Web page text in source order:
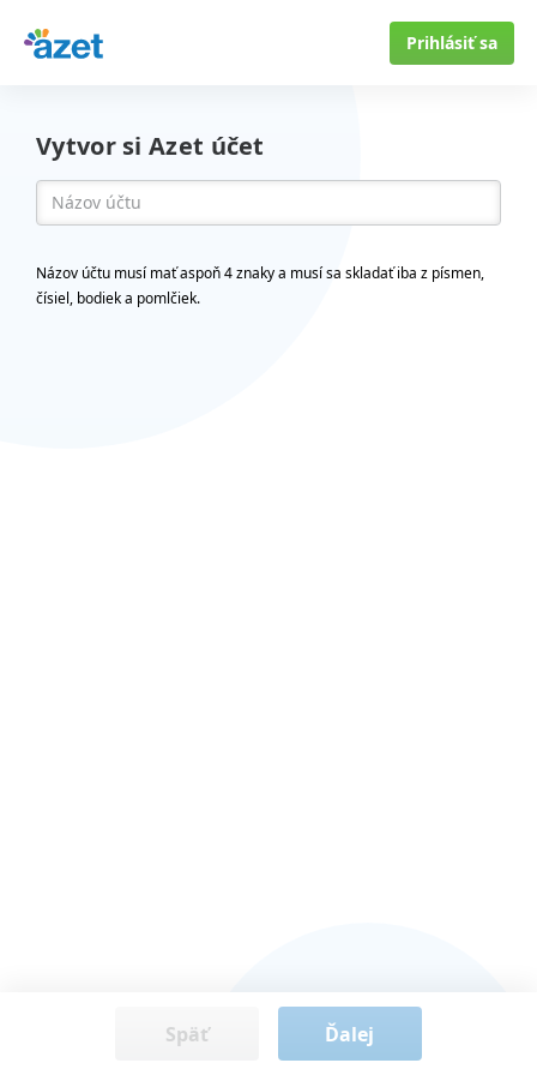
Prihlásiť sa
Vytvor si Azet účet
Názov účtu musí mať aspoň 4 znaky a musí sa skladať iba z písmen,
čísiel, bodiek a pomlčiek.